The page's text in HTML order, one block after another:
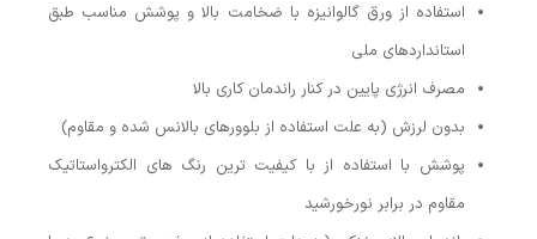
استفاده از ورق گالوانیزه با ضخامت بالا و پوشش مناسب طبق
استانداردهای ملی
مصرف انرژی پایین در کنار راندمان کاری بالا
بدون لرزش (به علت استفاده از بلوورهای بالانس شده و مقاوم)
پوشش با استفاده از با کیفیت ترین رنگ های الکترواستاتیک
مقاوم در برابر نورخورشید